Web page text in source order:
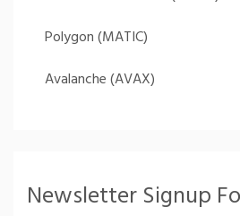
Polygon (MATIC)
Avalanche (AVAX)
Newsletter Signup